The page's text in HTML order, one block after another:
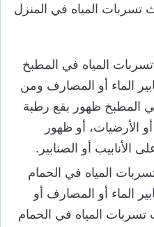
تسربات المياه في المنزل
المياه في المطبخ
الماء أو المصارف ومن
المطبخ ظهور بقع رطبة
الأرضيات، أو ظهور
الأنابيب أو الصنابير.
المياه في الحمام
الماء أو المصارف أو
المياه في الحمام